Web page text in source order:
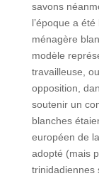
savons
l’époque a
ménagère
modèle
travailleuse,
opposition,
soutenir un
blanches
européen de
adopté (mais
trinidadiennes